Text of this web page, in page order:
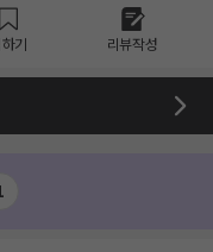
기 리뷰작성